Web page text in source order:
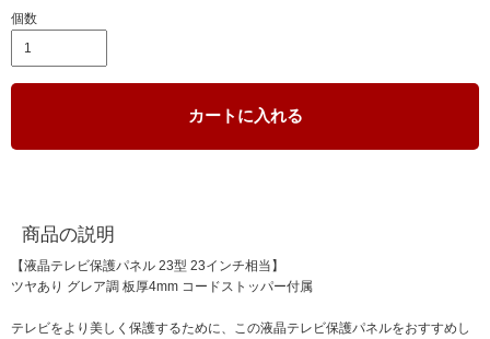
個数
カートに入れる
商品の説明
【液晶テレビ保護パネル 23型 23インチ相当】
ツヤあり グレア調 板厚4mm コードストッパー付属
テレビをより美しく保護するために、この液晶テレビ保護パネルをおすすめし